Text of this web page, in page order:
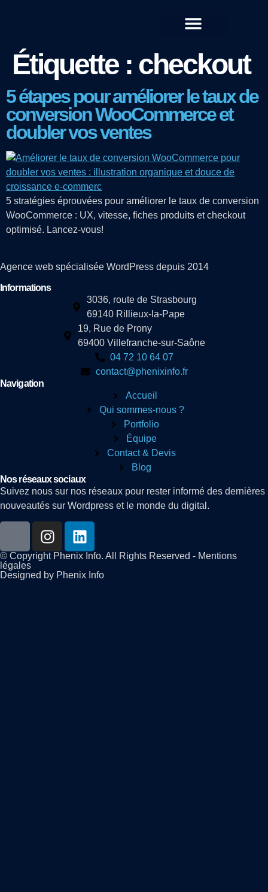
Étiquette : checkout
5 étapes pour améliorer le taux de
conversion WooCommerce et
doubler vos ventes
5 stratégies éprouvées pour améliorer le taux de conversion
WooCommerce : UX, vitesse, fiches produits et checkout
optimisé. Lancez-vous!
Agence web spécialisée WordPress depuis 2014
Informations
3036, route de Strasbourg
69140 Rillieux-la-Pape
19, Rue de Prony
69400 Villefranche-sur-Saône
04 72 10 64 07
contact@phenixinfo.fr
Navigation
Accueil
Qui sommes-nous ?
Portfolio
Équipe
Contact & Devis
Blog
Nos réseaux sociaux
Suivez nous sur nos réseaux pour rester informé des dernières
nouveautés sur Wordpress et le monde du digital.
© Copyright Phenix Info. All Rights Reserved - Mentions
légales
Designed by Phenix Info